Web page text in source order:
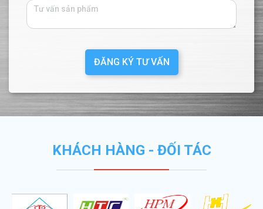
ĐĂNG KÝ TƯ VẤN
KHÁCH HÀNG - ĐỐI TÁC